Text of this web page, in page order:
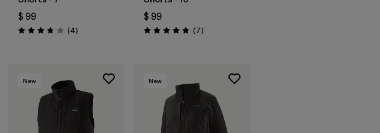
$ 99
Valoración: 3.8 / 5
(4Comentarios
)
$ 99
Valoración: 4.9 / 5
(7Comentarios
)
New New